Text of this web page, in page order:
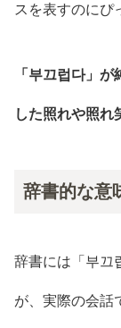
スを表すのにぴ
「부끄럽다」
した照れや照れ
辞書的な意
辞書には「부끄
が、実際の会話